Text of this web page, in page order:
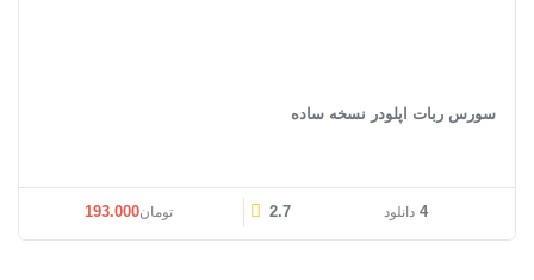
سورس ربات اپلودر نسخه ساده
4 دانلود 2.7 تومان193.000